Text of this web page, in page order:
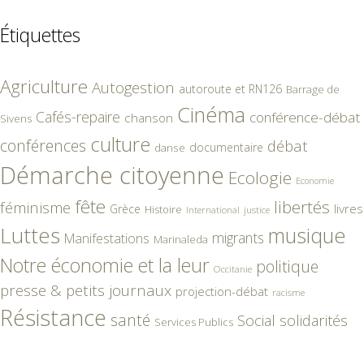
Étiquettes
Agriculture Autogestion autoroute et RN126 Barrage de
Sivens Cafés-repaire chanson Cinéma conférence-débat
conférences culture danse documentaire débat
Démarche citoyenne Ecologie Economie
féminisme fête Grèce Histoire International justice libertés livres
Luttes Manifestations Marinaleda migrants musique
Notre économie et la leur Occitanie politique
presse & petits journaux projection-débat racisme
Résistance santé Services Publics Social solidarités